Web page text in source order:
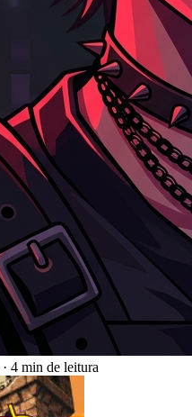
· 4 min de leitura